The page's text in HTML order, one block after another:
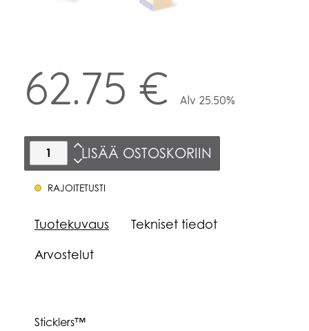
62.75 € Alv 25.50%
LISÄÄ OSTOSKORIIN
RAJOITETUSTI
Tuotekuvaus
Tekniset tiedot
Arvostelut
Sticklers™